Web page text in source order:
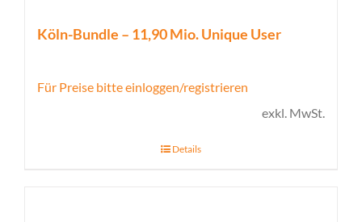
Köln-Bundle – 11,90 Mio. Unique User
Für Preise bitte einloggen/registrieren
exkl. MwSt.
Details